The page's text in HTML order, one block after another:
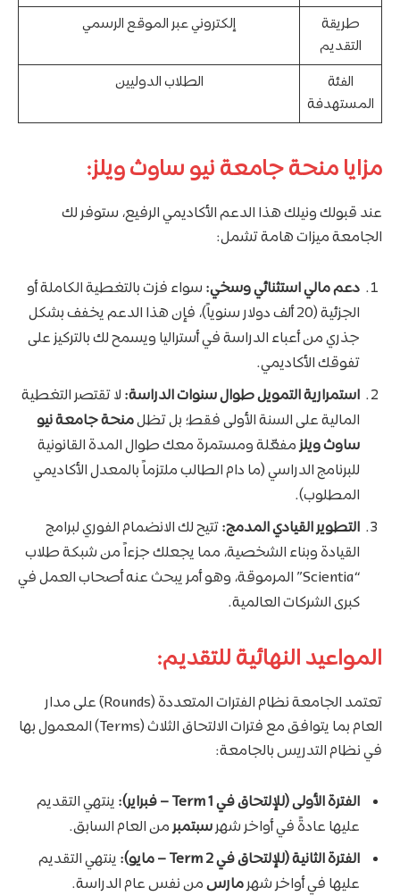
طريقة
التقديم
إلكتروني عبر الموقع الرسمي
الفئة
المستهدفة
الطلاب الدوليين
مزايا منحة جامعة نيو ساوث ويلز:
عند قبولك ونيلك هذا الدعم الأكاديمي الرفيع، ستوفر لك
الجامعة ميزات هامة تشمل:
دعم مالي استثنائي وسخي: سواء فزت بالتغطية الكاملة أو
الجزئية (20 ألف دولار سنوياً)، فإن هذا الدعم يخفف بشكل
جذري من أعباء الدراسة في أستراليا ويسمح لك بالتركيز على
تفوقك الأكاديمي.
استمرارية التمويل طوال سنوات الدراسة: لا تقتصر التغطية
المالية على السنة الأولى فقط؛ بل تظلمنحة جامعة نيو
ساوث ويلزمفعّلة ومستمرة معك طوال المدة القانونية
للبرنامج الدراسي (ما دام الطالب ملتزماً بالمعدل الأكاديمي
المطلوب).
التطوير القيادي المدمج:تتيح لك الانضمام الفوري لبرامج
القيادة وبناء الشخصية، مما يجعلك جزءاً من شبكة طلاب
“Scientia” المرموقة، وهو أمر يبحث عنه أصحاب العمل في
كبرى الشركات العالمية.
المواعيد النهائية للتقديم:
تعتمد الجامعة نظام الفترات المتعددة (Rounds) على مدار
العام بما يتوافق مع فترات الالتحاق الثلاث (Terms) المعمول بها
في نظام التدريس بالجامعة:
الفترة الأولى (للإلتحاق في Term 1 – فبراير):
ينتهي التقديم
عليها عادةً في أواخر شهرسبتمبرمن العام السابق.
الفترة الثانية (للإلتحاق في Term 2 – مايو):
ينتهي التقديم
عليها في أواخر شهرمارسمن نفس عام الدراسة.